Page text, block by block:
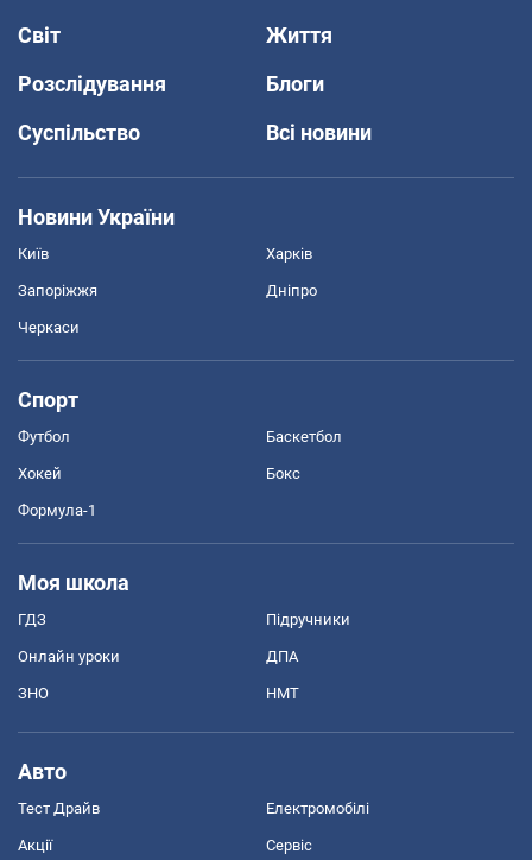
Світ
Життя
Розслідування
Блоги
Суспільство
Всі новини
Новини України
Київ Харків
Запоріжжя Дніпро
Черкаси
Спорт
Футбол Баскетбол
Хокей Бокс
Формула-1
Моя школа
ГДЗ Підручники
Онлайн уроки ДПА
ЗНО НМТ
Авто
Тест Драйв Електромобілі
Акції Сервіс